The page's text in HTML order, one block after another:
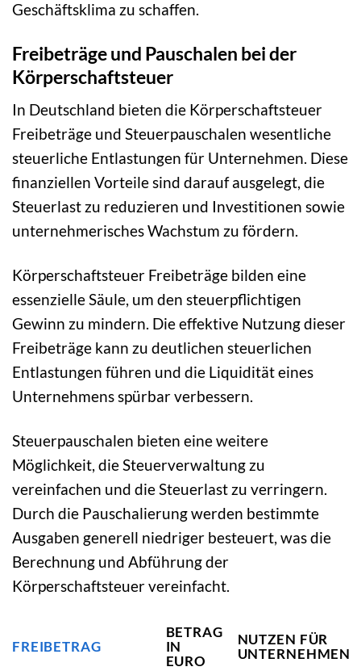
Geschäftsklima zu schaffen.
Freibeträge und Pauschalen bei der
Körperschaftsteuer
In Deutschland bieten die Körperschaftsteuer
Freibeträge und Steuerpauschalen wesentliche
steuerliche Entlastungen für Unternehmen. Diese
finanziellen Vorteile sind darauf ausgelegt, die
Steuerlast zu reduzieren und Investitionen sowie
unternehmerisches Wachstum zu fördern.
Körperschaftsteuer Freibeträge bilden eine
essenzielle Säule, um den steuerpflichtigen
Gewinn zu mindern. Die effektive Nutzung dieser
Freibeträge kann zu deutlichen steuerlichen
Entlastungen führen und die Liquidität eines
Unternehmens spürbar verbessern.
Steuerpauschalen bieten eine weitere
Möglichkeit, die Steuerverwaltung zu
vereinfachen und die Steuerlast zu verringern.
Durch die Pauschalierung werden bestimmte
Ausgaben generell niedriger besteuert, was die
Berechnung und Abführung der
Körperschaftsteuer vereinfacht.
FREIBETRAG
BETRAG
IN
EURO
NUTZEN FÜR
UNTERNEHMEN